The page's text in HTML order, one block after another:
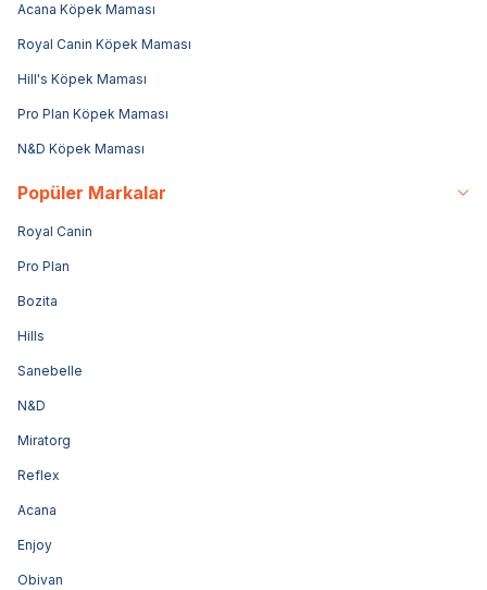
Acana Köpek Maması
Royal Canin Köpek Maması
Hill's Köpek Maması
Pro Plan Köpek Maması
N&D Köpek Maması
Popüler Markalar
Royal Canin
Pro Plan
Bozita
Hills
Sanebelle
N&D
Miratorg
Reflex
Acana
Enjoy
Obivan